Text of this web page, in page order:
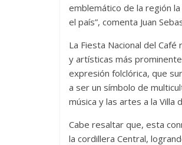
emblemático de la región
el país”, comenta Juan
La Fiesta Nacional del
y artísticas más
expresión folclórica, que
a ser un símbolo de
música y las artes a la Villa
Cabe resaltar que, esta
la cordillera Central,